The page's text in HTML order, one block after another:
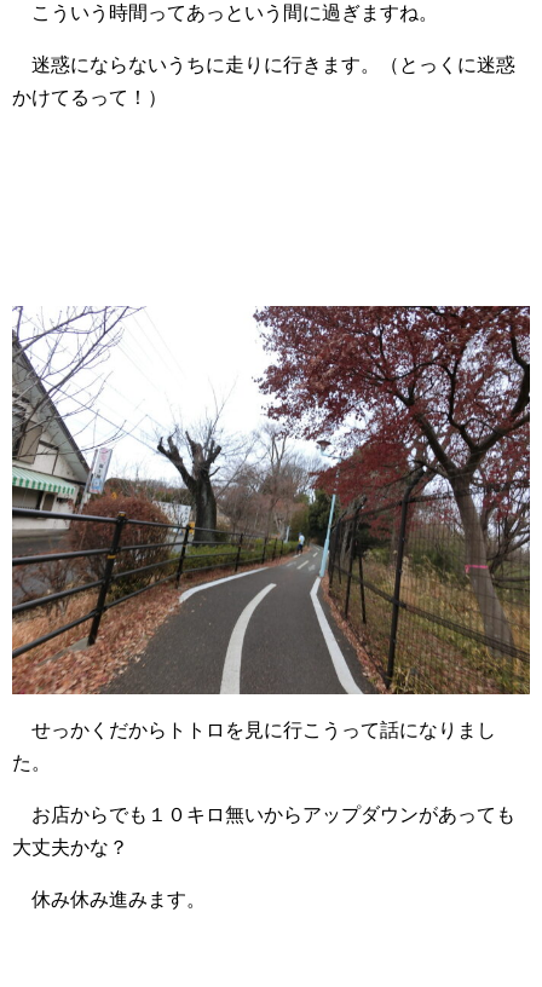
こういう時間ってあっという間に過ぎますね。
迷惑にならないうちに走りに行きます。（とっくに迷惑
かけてるって！）
せっかくだからトトロを見に行こうって話になりまし
た。
お店からでも１０キロ無いからアップダウンがあっても
大丈夫かな？
休み休み進みます。